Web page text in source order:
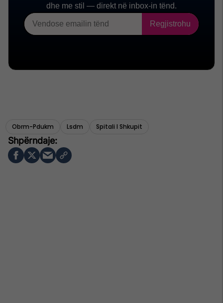
Obrm-Pdukm Lsdm Spitali I Shkupit